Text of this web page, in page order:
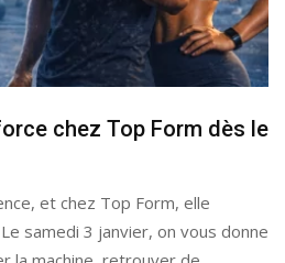
chez Top Form dès le
et chez Top Form, elle
samedi 3 janvier, on vous donne